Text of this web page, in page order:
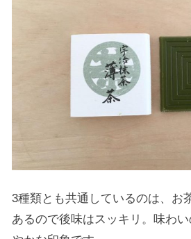
3種類とも共通しているのは、お
あるので後味はスッキリ。味わ